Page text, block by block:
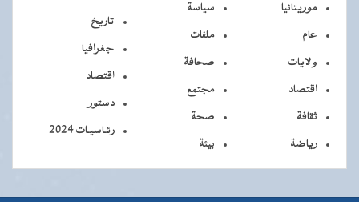
موريتانيا
عام
ولايات
اقتصاد
ثقافة
رياضة
سياسة
ملفات
صحافة
مجتمع
صحة
بيئة
تاريخ
جغرافيا
اقتصاد
دستور
رئـاسيـات 2024